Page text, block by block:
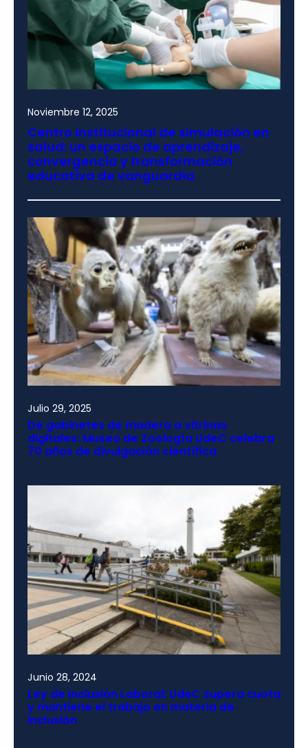
Noviembre 12, 2025
Centro institucional de simulación en
salud: un espacio de aprendizaje,
convergencia y transformación
educativa de vanguardia
Julio 29, 2025
De gabinetes de madera a vitrinas
digitales: Museo de Zoología UdeC celebra
70 años de divulgación científica
Junio 28, 2024
Ley de Inclusión Laboral: UdeC supera cuota
y mantiene el trabajo en materia de
inclusión